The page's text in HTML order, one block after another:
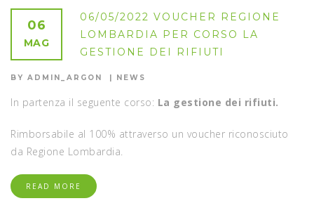
06
MAG
06/05/2022 VOUCHER REGIONE
LOMBARDIA PER CORSO LA
GESTIONE DEI RIFIUTI
BY ADMIN_ARGON NEWS
In partenza il seguente corso: La gestione dei rifiuti.
Rimborsabile al 100% attraverso un voucher riconosciuto
da Regione Lombardia.
READ MORE